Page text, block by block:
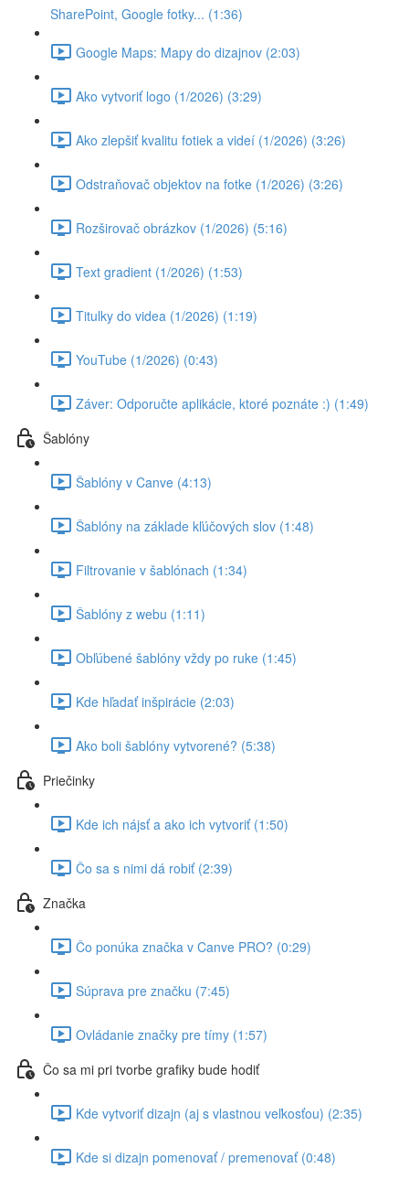
SharePoint, Google fotky... (1:36)
Google Maps: Mapy do dizajnov (2:03)
Ako vytvoriť logo (1/2026) (3:29)
Ako zlepšiť kvalitu fotiek a videí (1/2026) (3:26)
Odstraňovač objektov na fotke (1/2026) (3:26)
Rozširovač obrázkov (1/2026) (5:16)
Text gradient (1/2026) (1:53)
Titulky do videa (1/2026) (1:19)
YouTube (1/2026) (0:43)
Záver: Odporučte aplikácie, ktoré poznáte :) (1:49)
Šablóny
Šablóny v Canve (4:13)
Šablóny na základe kľúčových slov (1:48)
Filtrovanie v šablónach (1:34)
Šablóny z webu (1:11)
Obľúbené šablóny vždy po ruke (1:45)
Kde hľadať inšpirácie (2:03)
Ako boli šablóny vytvorené? (5:38)
Priečinky
Kde ich nájsť a ako ich vytvoriť (1:50)
Čo sa s nimi dá robiť (2:39)
Značka
Čo ponúka značka v Canve PRO? (0:29)
Súprava pre značku (7:45)
Ovládanie značky pre tímy (1:57)
Čo sa mi pri tvorbe grafiky bude hodiť
Kde vytvoriť dizajn (aj s vlastnou veľkosťou) (2:35)
Kde si dizajn pomenovať / premenovať (0:48)